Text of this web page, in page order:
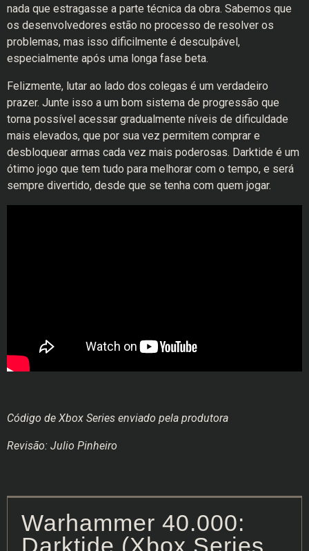
nada que estragasse a parte técnica da obra. Sabemos que
os desenvolvedores estão no processo de resolver os
problemas, mas isso dificilmente é desculpável,
especialmente após uma longa fase beta.
Felizmente, lutar ao lado dos colegas é um verdadeiro
prazer. Junte isso a um bom sistema de progressão que
torna possível acessar gradualmente níveis de dificuldade
mais elevados, que por sua vez permitem comprar e
desbloquear armas cada vez mais poderosas. Darktide é um
ótimo jogo que tem tudo para melhorar com o tempo, e será
sempre divertido, desde que se tenha com quem jogar.
Código de Xbox Series enviado pela produtora
Revisão: Julio Pinheiro
Warhammer 40.000:
Darktide (Xbox Series